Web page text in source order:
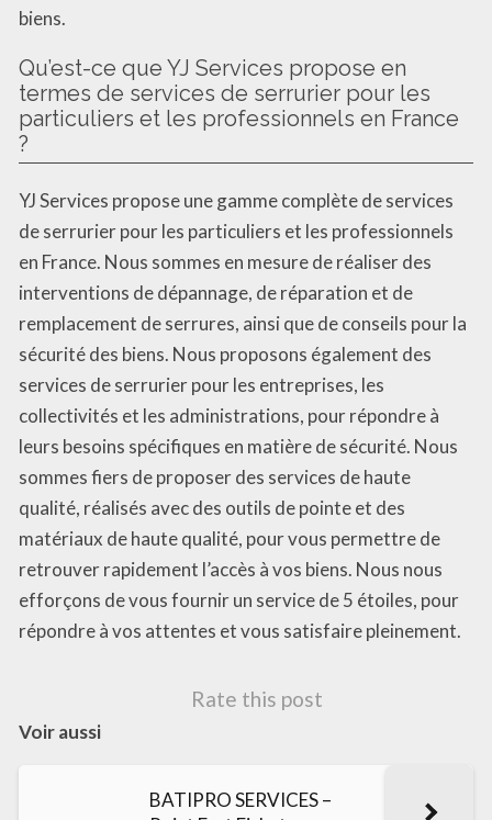
biens.
Qu’est-ce que YJ Services propose en
termes de services de serrurier pour les
particuliers et les professionnels en France
?
YJ Services propose une gamme complète de services
de serrurier pour les particuliers et les professionnels
en France. Nous sommes en mesure de réaliser des
interventions de dépannage, de réparation et de
remplacement de serrures, ainsi que de conseils pour la
sécurité des biens. Nous proposons également des
services de serrurier pour les entreprises, les
collectivités et les administrations, pour répondre à
leurs besoins spécifiques en matière de sécurité. Nous
sommes fiers de proposer des services de haute
qualité, réalisés avec des outils de pointe et des
matériaux de haute qualité, pour vous permettre de
retrouver rapidement l’accès à vos biens. Nous nous
efforçons de vous fournir un service de 5 étoiles, pour
répondre à vos attentes et vous satisfaire pleinement.
Rate this post
Voir aussi
BATIPRO SERVICES –